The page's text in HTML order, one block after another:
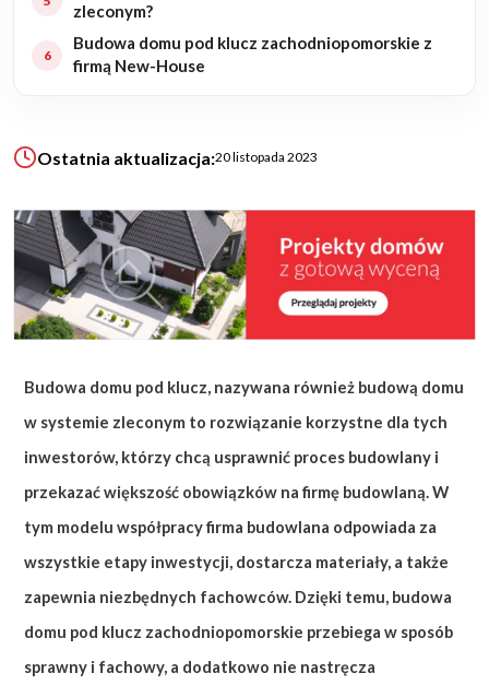
Ogrody
O NAS
KONAKT
ZAPISZ SIĘ
zleconym?
Budowa domu pod klucz zachodniopomorskie z
firmą New-House
Ostatnia aktualizacja:20 listopada 2023
Budowa domu pod klucz, nazywana również budową domu
w systemie zleconym to rozwiązanie korzystne dla tych
inwestorów, którzy chcą usprawnić proces budowlany i
przekazać większość obowiązków na firmę budowlaną. W
tym modelu współpracy firma budowlana odpowiada za
wszystkie etapy inwestycji, dostarcza materiały, a także
zapewnia niezbędnych fachowców. Dzięki temu, budowa
domu pod klucz zachodniopomorskie przebiega w sposób
sprawny i fachowy, a dodatkowo nie nastręcza